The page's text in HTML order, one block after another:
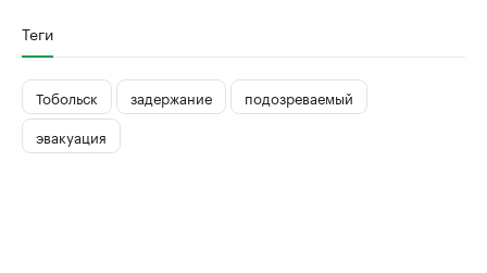
Теги
Тобольск задержание
подозреваемый
эвакуация